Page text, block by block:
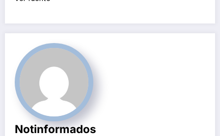
Notinformados